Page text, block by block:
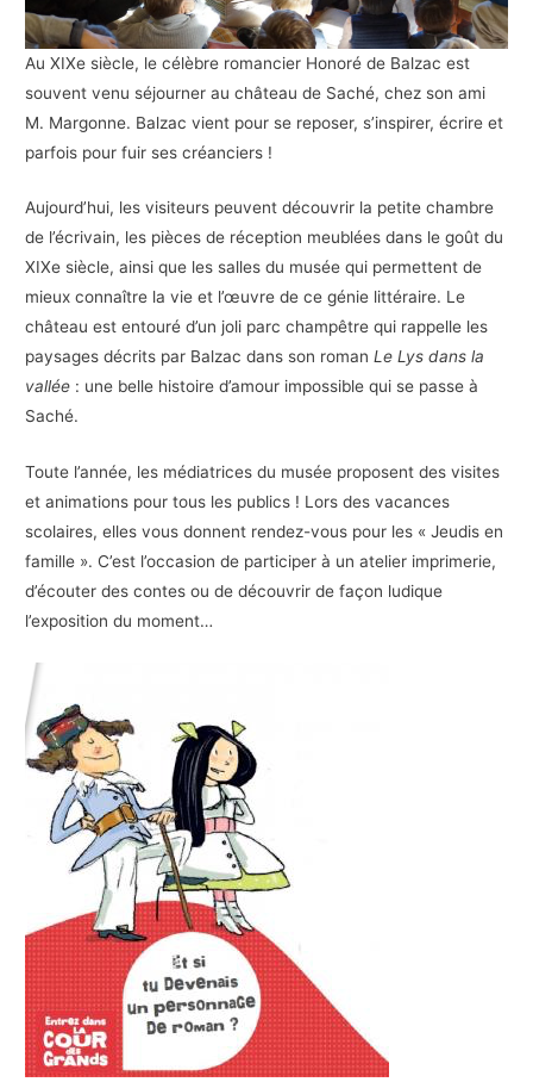
Au XIXe siècle, le célèbre romancier Honoré de Balzac est
souvent venu séjourner au château de Saché, chez son ami
M. Margonne. Balzac vient pour se reposer, s’inspirer, écrire et
parfois pour fuir ses créanciers !
Aujourd’hui, les visiteurs peuvent découvrir la petite chambre
de l’écrivain, les pièces de réception meublées dans le goût du
XIXe siècle, ainsi que les salles du musée qui permettent de
mieux connaître la vie et l’œuvre de ce génie littéraire. Le
château est entouré d’un joli parc champêtre qui rappelle les
paysages décrits par Balzac dans son romanLe Lys dans la
vallée : une belle histoire d’amour impossible qui se passe à
Saché.
Toute l’année, les médiatrices du musée proposent des visites
et animations pour tous les publics ! Lors des vacances
scolaires, elles vous donnent rendez-vous pour les « Jeudis en
famille ». C’est l’occasion de participer à un atelier imprimerie,
d’écouter des contes ou de découvrir de façon ludique
l’exposition du moment…